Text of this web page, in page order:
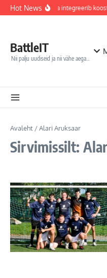
Sisu juurde
Hot NewsJõhvi haigla integreerib
BattleIT
Nii palju uudiseid ja nii vähe aega…
Avaleht /Alari Aruksaar
Sirvimissilt: